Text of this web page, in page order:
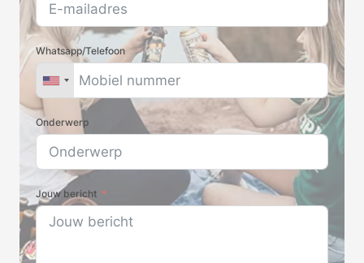
Whatsapp/Telefoon
Onderwerp
Jouw bericht